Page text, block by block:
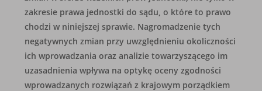
zakresie prawa jednostki do sądu, o które to prawo
chodzi w niniejszej sprawie. Nagromadzenie tych
negatywnych zmian przy uwzględnieniu okoliczności
ich wprowadzania oraz analizie towarzyszącego im
uzasadnienia wpływa na optykę oceny zgodności
wprowadzanych rozwiązań z krajowym porządkiem